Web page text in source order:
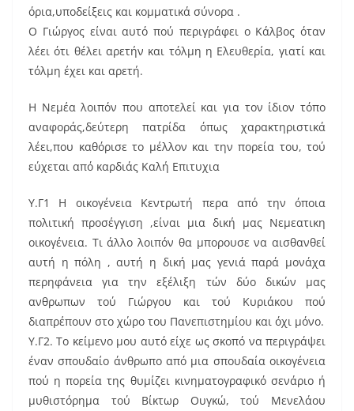
όρια,υποδείξεις και κομματικά σύνορα .
Ο Γιώργος είναι αυτό πού περιγράφει ο Κάλβος όταν
λέει ότι θέλει αρετήν και τόλμη η Ελευθερία, γιατί και
τόλμη έχει και αρετή.
Η Νεμέα λοιπόν που αποτελεί και για τον ίδιον τόπο
αναφοράς,δεύτερη πατρίδα όπως χαρακτηριστικά
λέει,που καθόρισε το μέλλον και την πορεία του, τού
εύχεται από καρδιάς Καλή Επιτυχια
Υ.Γ1 Η οικογένεια Κεντρωτή περα από την όποια
πολιτική προσέγγιση ,είναι μια δική μας Νεμεατικη
οικογένεια. Τι άλλο λοιπόν θα μπορουσε να αισθανθεί
αυτή η πόλη , αυτή η δική μας γενιά παρά μονάχα
περηφάνεια για την εξέλιξη τών δύο δικών μας
ανθρωπων τού Γιώργου και τού Κυριάκου πού
διαπρέπουν στο χώρο του Πανεπιστημίου και όχι μόνο.
Υ.Γ2. Το κείμενο μου αυτό είχε ως σκοπό να περιγράψει
έναν σπουδαίο άνθρωπο από μια σπουδαία οικογένεια
πού η πορεία της θυμίζει κινηματογραφικό σενάριο ή
μυθιστόρημα τού Βίκτωρ Ουγκώ, τού Μενελάου